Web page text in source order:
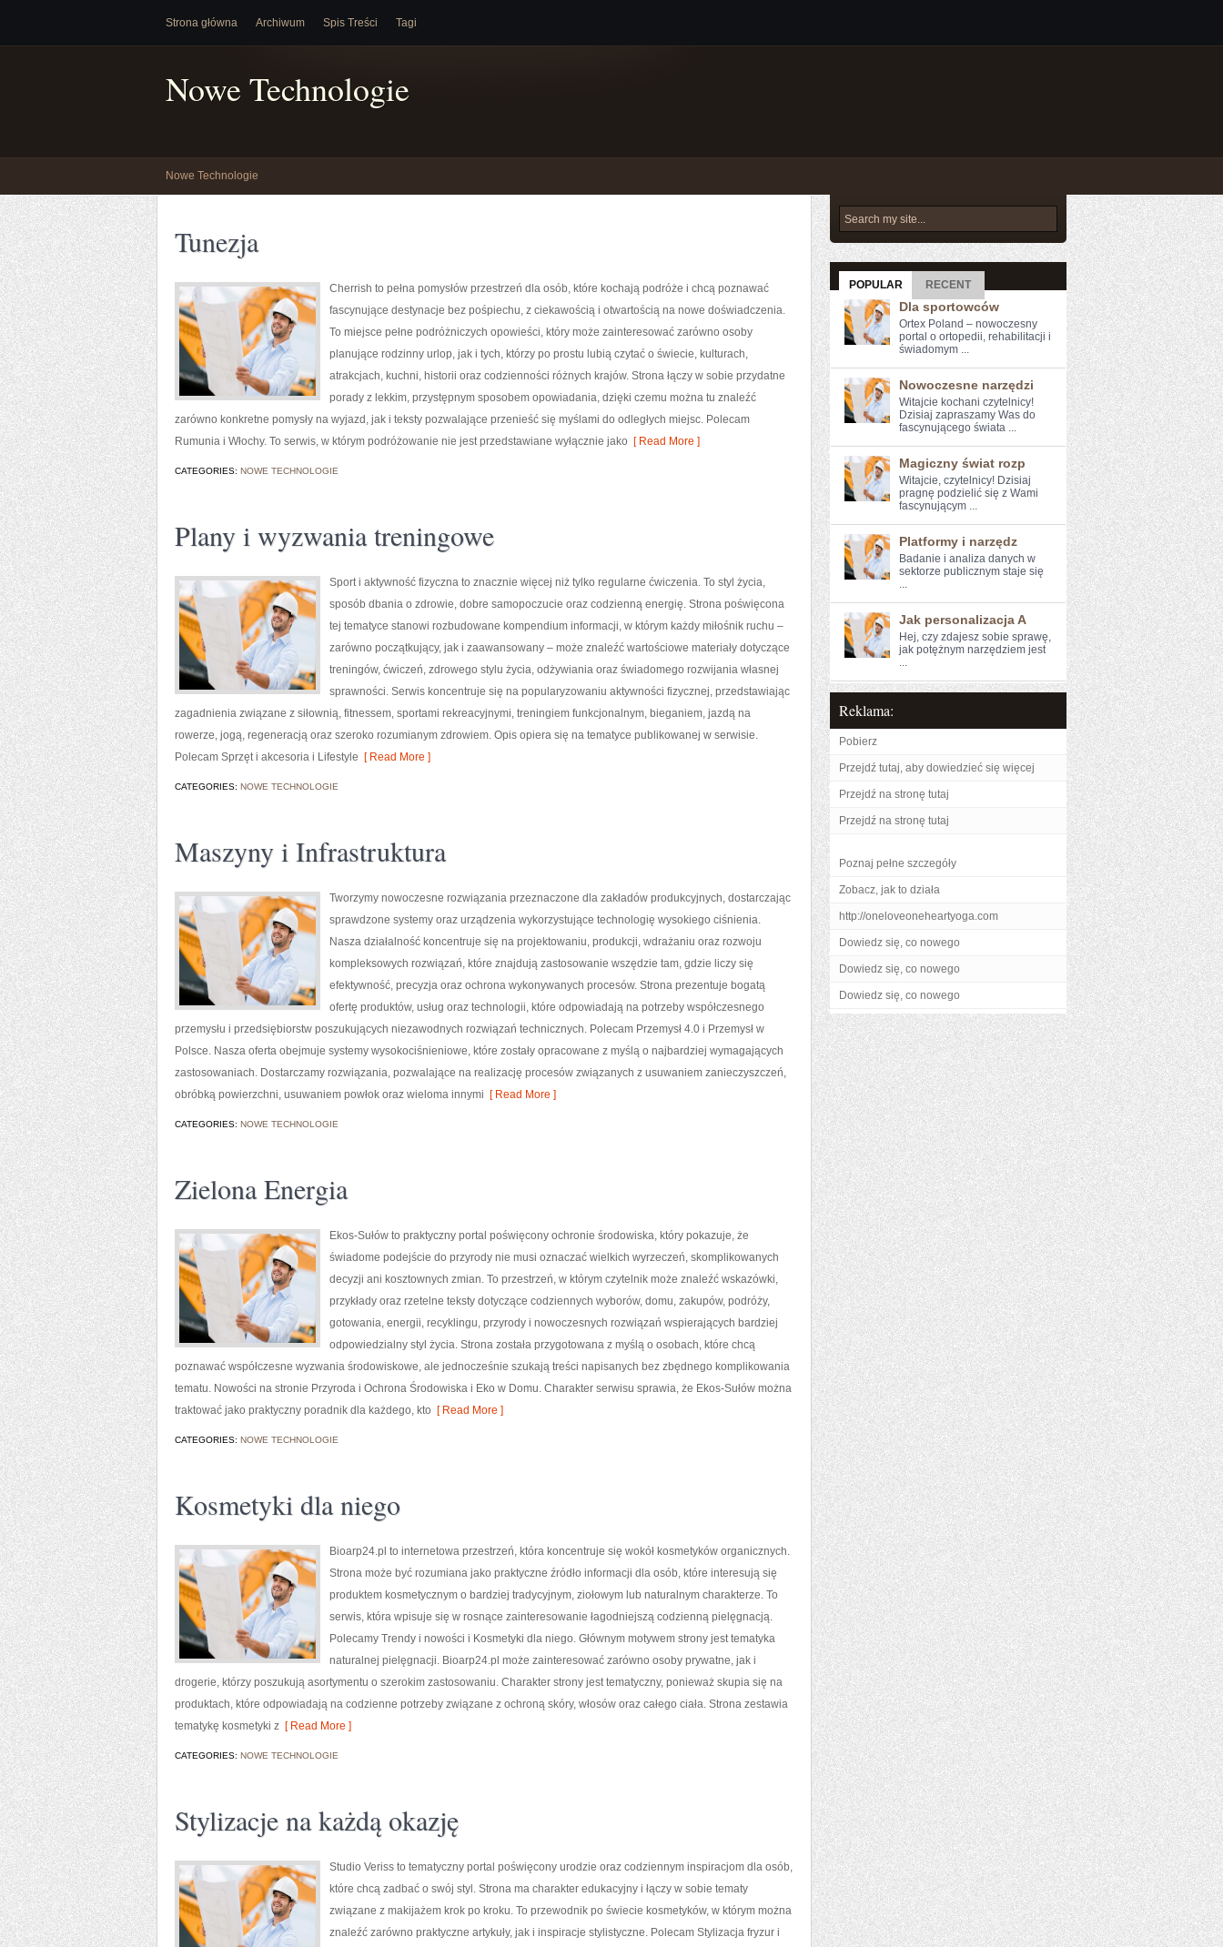
Strona główna Archiwum Spis Treści Tagi
Nowe Technologie
Nowe Technologie
Tunezja
Cherrish to pełna pomysłów przestrzeń dla osób, które kochają podróże i chcą poznawać
fascynujące destynacje bez pośpiechu, z ciekawością i otwartością na nowe doświadczenia.
To miejsce pełne podróżniczych opowieści, który może zainteresować zarówno osoby
planujące rodzinny urlop, jak i tych, którzy po prostu lubią czytać o świecie, kulturach,
atrakcjach, kuchni, historii oraz codzienności różnych krajów. Strona łączy w sobie przydatne
porady z lekkim, przystępnym sposobem opowiadania, dzięki czemu można tu znaleźć
zarówno konkretne pomysły na wyjazd, jak i teksty pozwalające przenieść się myślami do odległych miejsc. Polecam
Rumunia i Włochy. To serwis, w którym podróżowanie nie jest przedstawiane wyłącznie jako [ Read More ]
CATEGORIES: NOWE TECHNOLOGIE
Plany i wyzwania treningowe
Sport i aktywność fizyczna to znacznie więcej niż tylko regularne ćwiczenia. To styl życia,
sposób dbania o zdrowie, dobre samopoczucie oraz codzienną energię. Strona poświęcona
tej tematyce stanowi rozbudowane kompendium informacji, w którym każdy miłośnik ruchu –
zarówno początkujący, jak i zaawansowany – może znaleźć wartościowe materiały dotyczące
treningów, ćwiczeń, zdrowego stylu życia, odżywiania oraz świadomego rozwijania własnej
sprawności. Serwis koncentruje się na popularyzowaniu aktywności fizycznej, przedstawiając
zagadnienia związane z siłownią, fitnessem, sportami rekreacyjnymi, treningiem funkcjonalnym, bieganiem, jazdą na
rowerze, jogą, regeneracją oraz szeroko rozumianym zdrowiem. Opis opiera się na tematyce publikowanej w serwisie.
Polecam Sprzęt i akcesoria i Lifestyle [ Read More ]
CATEGORIES: NOWE TECHNOLOGIE
Maszyny i Infrastruktura
Tworzymy nowoczesne rozwiązania przeznaczone dla zakładów produkcyjnych, dostarczając
sprawdzone systemy oraz urządzenia wykorzystujące technologię wysokiego ciśnienia.
Nasza działalność koncentruje się na projektowaniu, produkcji, wdrażaniu oraz rozwoju
kompleksowych rozwiązań, które znajdują zastosowanie wszędzie tam, gdzie liczy się
efektywność, precyzja oraz ochrona wykonywanych procesów. Strona prezentuje bogatą
ofertę produktów, usług oraz technologii, które odpowiadają na potrzeby współczesnego
przemysłu i przedsiębiorstw poszukujących niezawodnych rozwiązań technicznych. Polecam Przemysł 4.0 i Przemysł w
Polsce. Nasza oferta obejmuje systemy wysokociśnieniowe, które zostały opracowane z myślą o najbardziej wymagających
zastosowaniach. Dostarczamy rozwiązania, pozwalające na realizację procesów związanych z usuwaniem zanieczyszczeń,
obróbką powierzchni, usuwaniem powłok oraz wieloma innymi [ Read More ]
CATEGORIES: NOWE TECHNOLOGIE
Zielona Energia
Ekos-Sułów to praktyczny portal poświęcony ochronie środowiska, który pokazuje, że
świadome podejście do przyrody nie musi oznaczać wielkich wyrzeczeń, skomplikowanych
decyzji ani kosztownych zmian. To przestrzeń, w którym czytelnik może znaleźć wskazówki,
przykłady oraz rzetelne teksty dotyczące codziennych wyborów, domu, zakupów, podróży,
gotowania, energii, recyklingu, przyrody i nowoczesnych rozwiązań wspierających bardziej
odpowiedzialny styl życia. Strona została przygotowana z myślą o osobach, które chcą
poznawać współczesne wyzwania środowiskowe, ale jednocześnie szukają treści napisanych bez zbędnego komplikowania
tematu. Nowości na stronie Przyroda i Ochrona Środowiska i Eko w Domu. Charakter serwisu sprawia, że Ekos-Sułów można
traktować jako praktyczny poradnik dla każdego, kto [ Read More ]
CATEGORIES: NOWE TECHNOLOGIE
Kosmetyki dla niego
Bioarp24.pl to internetowa przestrzeń, która koncentruje się wokół kosmetyków organicznych.
Strona może być rozumiana jako praktyczne źródło informacji dla osób, które interesują się
produktem kosmetycznym o bardziej tradycyjnym, ziołowym lub naturalnym charakterze. To
serwis, która wpisuje się w rosnące zainteresowanie łagodniejszą codzienną pielęgnacją.
Polecamy Trendy i nowości i Kosmetyki dla niego. Głównym motywem strony jest tematyka
naturalnej pielęgnacji. Bioarp24.pl może zainteresować zarówno osoby prywatne, jak i
drogerie, którzy poszukują asortymentu o szerokim zastosowaniu. Charakter strony jest tematyczny, ponieważ skupia się na
produktach, które odpowiadają na codzienne potrzeby związane z ochroną skóry, włosów oraz całego ciała. Strona zestawia
tematykę kosmetyki z [ Read More ]
CATEGORIES: NOWE TECHNOLOGIE
Stylizacje na każdą okazję
Studio Veriss to tematyczny portal poświęcony urodzie oraz codziennym inspiracjom dla osób,
które chcą zadbać o swój styl. Strona ma charakter edukacyjny i łączy w sobie tematy
związane z makijażem krok po kroku. To przewodnik po świecie kosmetyków, w którym można
znaleźć zarówno praktyczne artykuły, jak i inspiracje stylistyczne. Polecam Stylizacja fryzur i
POPULAR RECENT
Dla sportowców
Ortex Poland – nowoczesny
portal o ortopedii, rehabilitacji i
świadomym ...
Nowoczesne narzędzi
Witajcie kochani czytelnicy!
Dzisiaj zapraszamy⁢ Was do
fascynującego⁣ świata ...
Magiczny świat rozp
Witajcie, czytelnicy! Dzisiaj‌
pragnę podzielić się z Wami
fascynującym ...
Platformy i narzędz
Badanie i‍ analiza danych w⁤
sektorze publicznym ⁣staje się
...
Jak personalizacja A
Hej, czy zdajesz sobie sprawę,
jak potężnym narzędziem jest
...
Reklama:
Pobierz
Przejdź tutaj, aby dowiedzieć się więcej
Przejdź na stronę tutaj
Przejdź na stronę tutaj
Poznaj pełne szczegóły
Zobacz, jak to działa
http://oneloveoneheartyoga.com
Dowiedz się, co nowego
Dowiedz się, co nowego
Dowiedz się, co nowego